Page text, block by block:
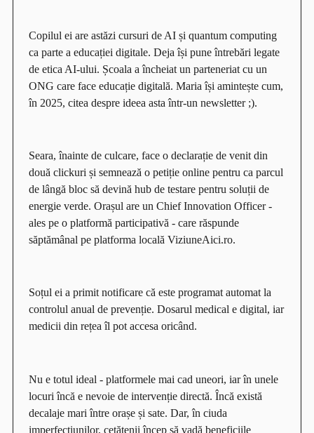
Copilul ei are astăzi cursuri de AI și quantum computing
ca parte a educației digitale. Deja își pune întrebări legate
de etica AI-ului. Școala a încheiat un parteneriat cu un
ONG care face educație digitală. Maria își amintește cum,
în 2025, citea despre ideea asta într-un newsletter ;).
Seara, înainte de culcare, face o declarație de venit din
două clickuri și semnează o petiție online pentru ca parcul
de lângă bloc să devină hub de testare pentru soluții de
energie verde. Orașul are un Chief Innovation Officer -
ales pe o platformă participativă - care răspunde
săptămânal pe platforma locală ViziuneAici.ro.
Soțul ei a primit notificare că este programat automat la
controlul anual de prevenție. Dosarul medical e digital, iar
medicii din rețea îl pot accesa oricând.
Nu e totul ideal - platformele mai cad uneori, iar în unele
locuri încă e nevoie de intervenție directă. Încă există
decalaje mari între orașe și sate. Dar, în ciuda
imperfecțiunilor, cetățenii încep să vadă beneficiile